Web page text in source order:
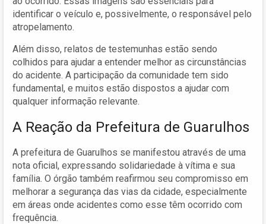
identificar o veículo e, possivelmente, o responsável pelo
atropelamento.
Além disso, relatos de testemunhas estão sendo
colhidos para ajudar a entender melhor as circunstâncias
do acidente. A participação da comunidade tem sido
fundamental, e muitos estão dispostos a ajudar com
qualquer informação relevante.
A Reação da Prefeitura de Guarulhos
A prefeitura de Guarulhos se manifestou através de uma
nota oficial, expressando solidariedade à vítima e sua
família. O órgão também reafirmou seu compromisso em
melhorar a segurança das vias da cidade, especialmente
em áreas onde acidentes como esse têm ocorrido com
frequência.